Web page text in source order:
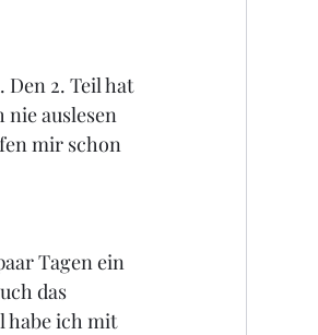
Den 2. Teil hat
auslesen
mir schon
Tagen ein
das
habe ich mit